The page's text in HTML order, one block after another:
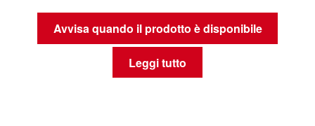
Avvisa quando il prodotto è disponibile
Leggi tutto